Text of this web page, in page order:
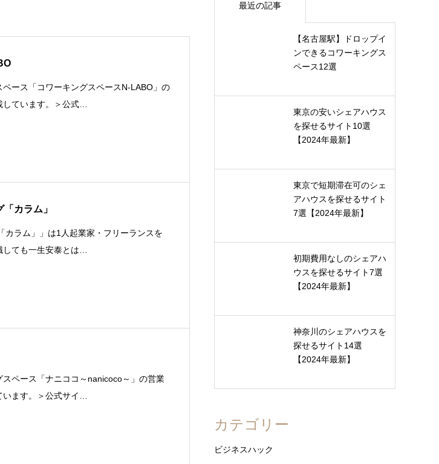
ース「コワーキングスペースN-LABO」の
ています。＞公式…
カラム」
カラム」」は1人起業家・フリーランスを
ても一生安泰とは…
ペース「ナニココ～nanicoco～」の営業
ます。＞公式サイ…
最近の記事
【名古屋駅】ドロップイ
ンできるコワーキングス
ペース12選
東京の安いシェアハウス
を探せるサイト10選
【2024年最新】
東京で短期滞在可のシェ
アハウスを探せるサイト
7選【2024年最新】
初期費用なしのシェアハ
ウスを探せるサイト7選
【2024年最新】
神奈川のシェアハウスを
探せるサイト14選
【2024年最新】
カテゴリー
ビジネスハック